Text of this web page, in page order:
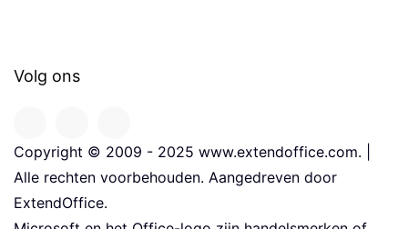
Volg ons
Copyright © 2009 - 2025 www.extendoffice.com. |
Alle rechten voorbehouden. Aangedreven door
ExtendOffice.